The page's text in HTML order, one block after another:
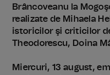
Brâncoveanu la
realizate de Mihaela
istoricilor şi criticilor
Theodorescu, Doina
Miercuri, 13 august,